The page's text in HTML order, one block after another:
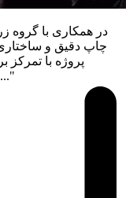
چاپ دقیق و ساختاری
پروژه با تمرکز
رویکرد نوآورانه و ارزش‌آفرین مجموعه، به ا..."